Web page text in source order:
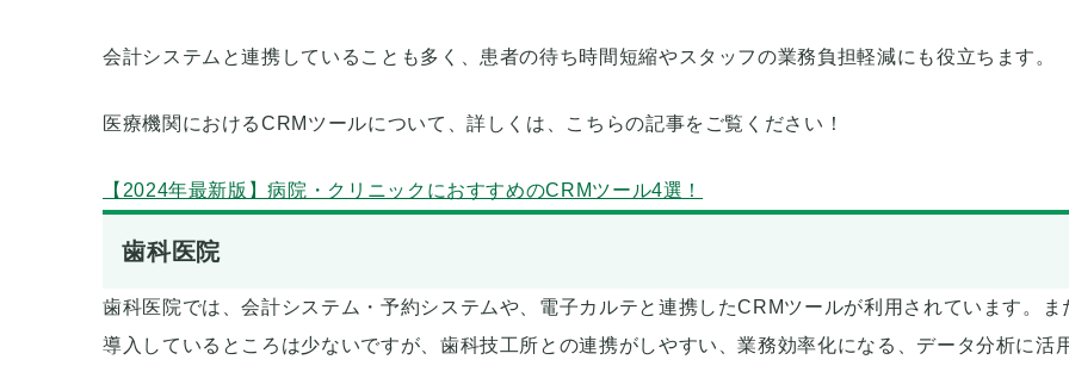
会計システムと連携していることも多く、患者の待ち時間短縮やスタッフの業務負担軽減にも役立ちます。
医療機関におけるCRMツールについて、詳しくは、こちらの記事をご覧ください！
【2024年最新版】病院・クリニックにおすすめのCRMツール4選！
歯科医院
歯科医院では、会計システム・予約システムや、電子カルテと連携したCRMツールが利用されています。ま
導入しているところは少ないですが、歯科技工所との連携がしやすい、業務効率化になる、データ分析に活